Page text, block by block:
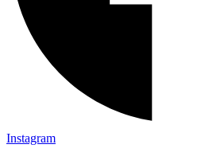
Instagram